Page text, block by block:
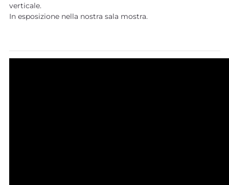
verticale.
In esposizione nella nostra sala mostra.